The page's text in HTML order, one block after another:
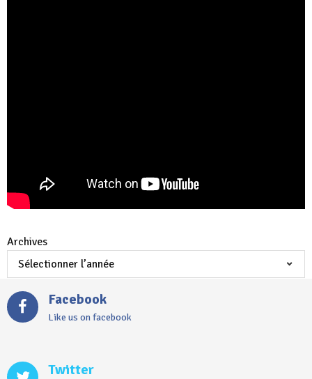
Archives
Facebook
Like us on facebook
Twitter